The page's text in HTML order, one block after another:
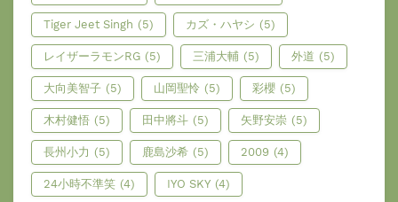
Tiger Jeet Singh (5) カズ・ハヤシ (5)
レイザーラモンRG (5) 三浦大輔 (5) 外道 (5)
大向美智子 (5) 山岡聖怜 (5) 彩櫻 (5)
木村健悟 (5) 田中將斗 (5) 矢野安崇 (5)
長州小力 (5) 鹿島沙希 (5) 2009 (4)
24小時不準笑 (4) IYO SKY (4)